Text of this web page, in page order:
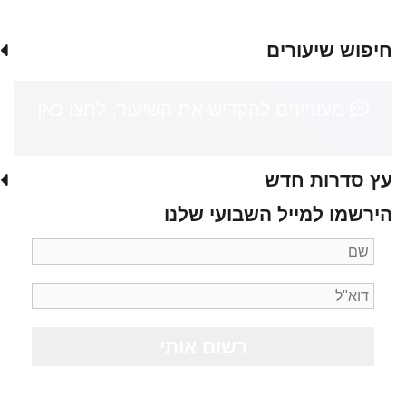
חיפוש שיעורים
עץ סדרות חדש
הירשמו למייל השבועי שלנו